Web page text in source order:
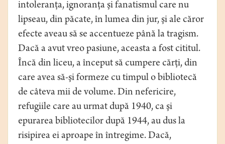
intoleranţa, ignoranţa şi fanatismul care nu
lipseau, din păcate, în lumea din jur, şi ale căror
efecte aveau să se accentueze până la tragism.
Dacă a avut vreo pasiune, aceasta a fost cititul.
Încă din liceu, a început să cumpere cărţi, din
care avea să-şi formeze cu timpul o bibliotecă
de câteva mii de volume. Din nefericire,
refugiile care au urmat după 1940, ca şi
epurarea bibliotecilor după 1944, au dus la
risipirea ei aproape în întregime. Dacă,